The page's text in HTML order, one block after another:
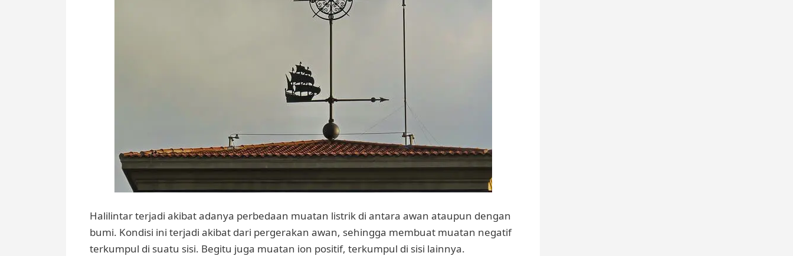
Halilintar terjadi akibat adanya perbedaan muatan listrik di antara awan ataupun dengan
bumi. Kondisi ini terjadi akibat dari pergerakan awan, sehingga membuat muatan negatif
terkumpul di suatu sisi. Begitu juga muatan ion positif, terkumpul di sisi lainnya.